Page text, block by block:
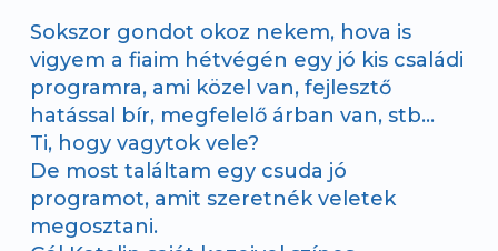
Sokszor gondot okoz nekem, hova is
vigyem a fiaim hétvégén egy jó kis családi
programra, ami közel van, fejlesztő
hatással bír, megfelelő árban van, stb…
Ti, hogy vagytok vele?
De most találtam egy csuda jó
programot, amit szeretnék veletek
megosztani.